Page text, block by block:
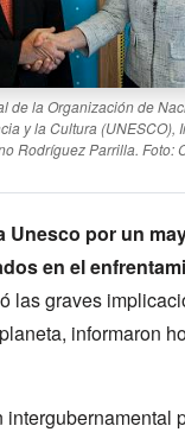
de la Organización de
y la Cultura (UNESCO),
Rodríguez Parrilla. Foto:
Unesco por un
en el
las graves
informaron
intergubernamental